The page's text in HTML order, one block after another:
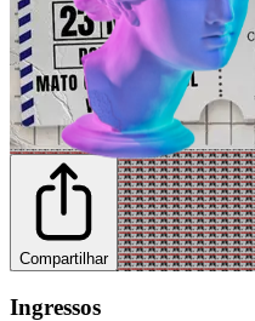
Compartilhar
Ingressos